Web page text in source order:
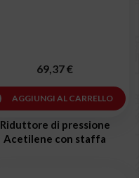
Riduttore di pressione
Acetilene con staffa
69,37 €
AGGIUNGI AL CARRELLO